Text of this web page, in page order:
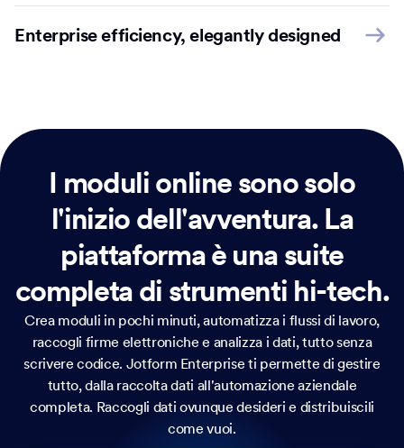
Enterprise efficiency, elegantly designed
l'inizio dell'avventura.La
piattaforma è una suite
completa di strumenti hi-tech.
Crea moduli in pochi minuti, automatizza i flussi di lavoro,
raccogli firme elettroniche e analizza i dati, tutto senza
scrivere codice. Jotform Enterprise ti permette di gestire
tutto, dalla raccolta dati all'automazione aziendale
completa. Raccogli dati ovunque desideri e distribuiscili
come vuoi.